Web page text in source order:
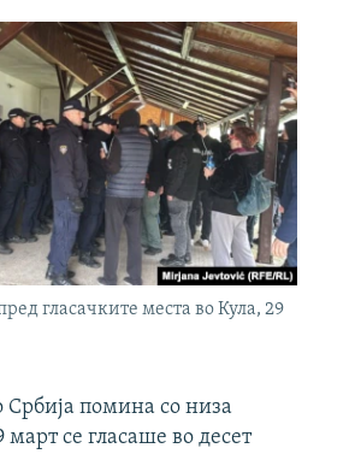
гласачките места во Кула, 29
помина со низа
се гласаше во десет